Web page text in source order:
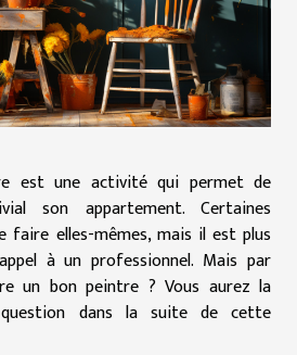
est une activité qui permet de
son appartement. Certaines
faire elles-mêmes, mais il est plus
à un professionnel. Mais par
un bon peintre ? Vous aurez la
dans la suite de cette